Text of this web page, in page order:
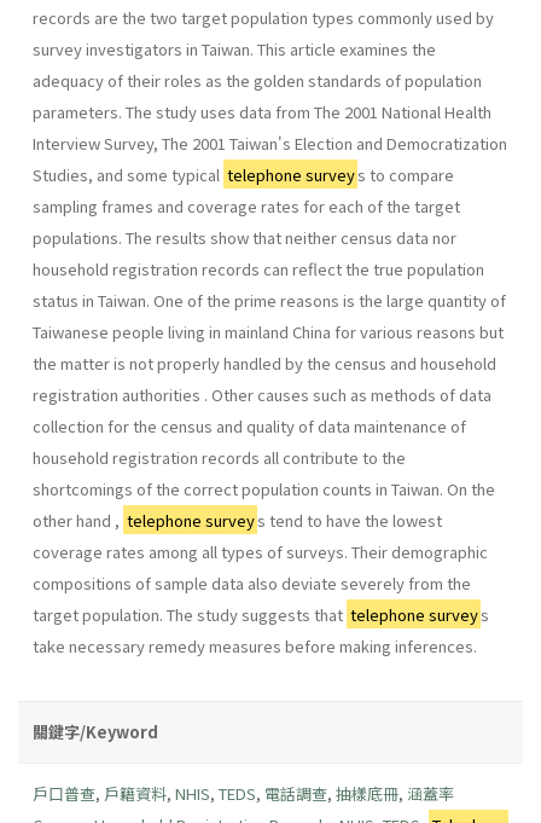
records are the two target population types commonly used by
survey investigators in Taiwan. This article examines the
adequacy of their roles as the golden standards of population
parameters. The study uses data from The 2001 National Health
Interview Survey, The 2001 Taiwan's Election and Democratization
Studies, and some typical telephone surveys to compare
sampling frames and coverage rates for each of the target
populations. The results show that neither census data nor
household registration records can reflect the true population
status in Taiwan. One of the prime reasons is the large quantity of
Taiwanese people living in mainland China for various reasons but
the matter is not properly handled by the census and household
registration authorities . Other causes such as methods of data
collection for the census and quality of data maintenance of
household registration records all contribute to the
shortcomings of the correct population counts in Taiwan. On the
other hand , telephone surveys tend to have the lowest
coverage rates among all types of surveys. Their demographic
compositions of sample data also deviate severely from the
target population. The study suggests that telephone surveys
take necessary remedy measures before making inferences.
關鍵字/Keyword
戶口普查, 戶籍資料, NHIS, TEDS, 電話調查, 抽樣底冊, 涵蓋率